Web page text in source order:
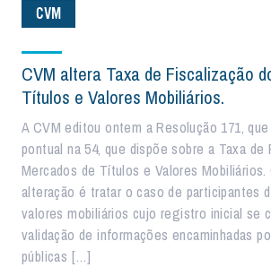
CVM
CVM altera Taxa de Fiscalização
Títulos e Valores Mobiliários.
A CVM editou ontem a Resolução 171,
pontual na 54, que dispõe sobre a Taxa de
Mercados de Títulos e Valores
alteração é tratar o caso de participantes
valores mobiliários cujo registro inicial se
validação de informações encaminhadas
públicas […]